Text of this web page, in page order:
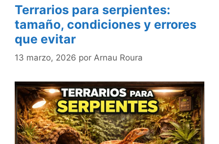
Terrarios para serpientes:
tamaño, condiciones y errores
que evitar
13 marzo, 2026 por Arnau Roura